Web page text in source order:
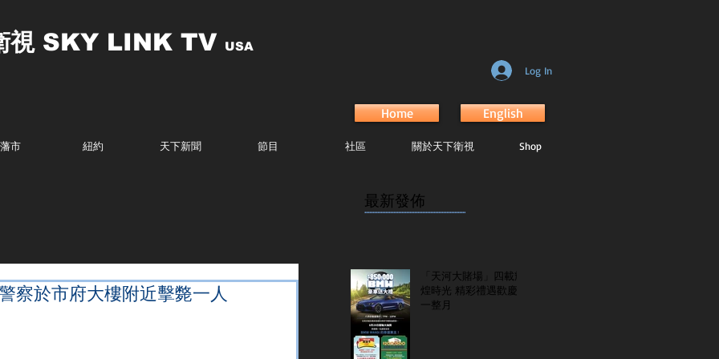
視SKY LINK TV USA
Log In
Home English
市 紐約 天下新聞 節目 社區 關於天下衛視 Shop
察於市府大樓附近擊斃一人
最新發佈
...............................................................
「天河大賭場」四載輝
煌時光 精彩禮遇歡慶
一整月